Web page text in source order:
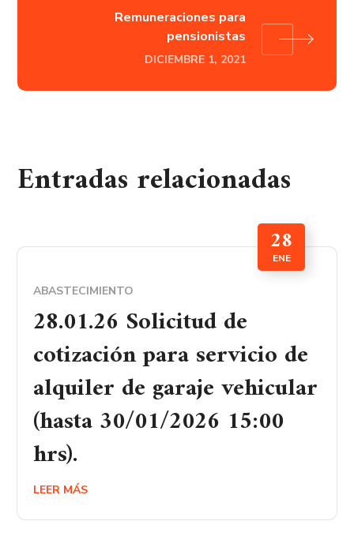
Remuneraciones para
pensionistas
DICIEMBRE 1, 2021
Entradas relacionadas
28
ENE
ABASTECIMIENTO
28.01.26 Solicitud de
cotización para servicio de
alquiler de garaje vehicular
(hasta 30/01/2026 15:00
hrs).
LEER MÁS